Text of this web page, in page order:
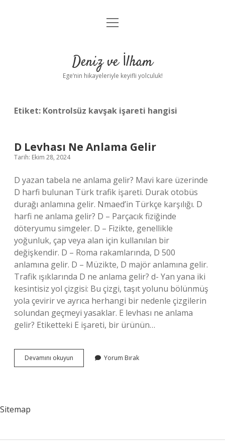
Anasayfa
Yasal Uyarı
menüyü
Deniz ve İlham
Ege’nin hikayeleriyle keyifli yolculuk!
Etiket: Kontrolsüz kavşak işareti hangisi
D Levhası Ne Anlama Gelir
Tarih: Ekim 28, 2024
D yazan tabela ne anlama gelir? Mavi kare üzerinde
D harfi bulunan Türk trafik işareti. Durak otobüs
durağı anlamına gelir. Nmaed’in Türkçe karşılığı. D
harfi ne anlama gelir? D – Parçacık fiziğinde
döteryumu simgeler. D – Fizikte, genellikle
yoğunluk, çap veya alan için kullanılan bir
değişkendir. D – Roma rakamlarında, D 500
anlamına gelir. D – Müzikte, D majör anlamına gelir.
Trafik ışıklarında D ne anlama gelir? d- Yan yana iki
kesintisiz yol çizgisi: Bu çizgi, taşıt yolunu bölünmüş
yola çevirir ve ayrıca herhangi bir nedenle çizgilerin
solundan geçmeyi yasaklar. E levhası ne anlama
gelir? Etiketteki E işareti, bir ürünün…
Devamını okuyun
Levhası
Yorum Bırak
Sitemap